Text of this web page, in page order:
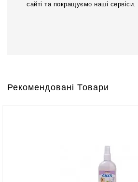
сайті та покращуємо наші сервіси.
Рекомендовані Товари